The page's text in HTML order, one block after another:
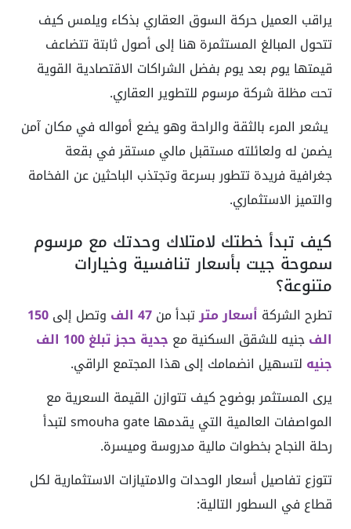
يراقب العميل حركة السوق العقاري بذكاء ويلمس كيف
تتحول المبالغ المستثمرة هنا إلى أصول ثابتة تتضاعف
قيمتها يوم بعد يوم بفضل الشراكات الاقتصادية القوية
تحت مظلة شركة مرسوم للتطوير العقاري.
يشعر المرء بالثقة والراحة وهو يضع أمواله في مكان آمن
يضمن له ولعائلته مستقبل مالي مستقر في بقعة
جغرافية فريدة تتطور بسرعة وتجتذب الباحثين عن الفخامة
والتميز الاستثماري.
كيف تبدأ خطتك لامتلاك وحدتك مع مرسوم
سموحة جيت بأسعار تنافسية وخيارات
متنوعة؟
تطرح الشركة أسعار مترتبدأ من وتصل إلى150
الفجنيه للشقق السكنية مع
جدية حجز تبلغ 100 الف
جنيه لتسهيل انضمامك إلى هذا المجتمع الراقي.
يرى المستثمر بوضوح كيف تتوازن القيمة السعرية مع
المواصفات العالمية التي يقدمها smouha gate لتبدأ
رحلة النجاح بخطوات مالية مدروسة وميسرة.
تتوزع تفاصيل أسعار الوحدات والامتيازات الاستثمارية لكل
قطاع في السطور التالية: